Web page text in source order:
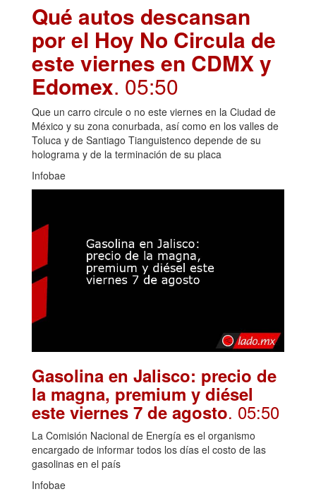
Qué autos descansan
por el Hoy No Circula de
este viernes en CDMX y
Edomex. 05:50
Que un carro circule o no este viernes en la Ciudad de
México y su zona conurbada, así como en los valles de
Toluca y de Santiago Tianguistenco depende de su
holograma y de la terminación de su placa
Infobae
Gasolina en Jalisco: precio de
la magna, premium y diésel
este viernes 7 de agosto. 05:50
La Comisión Nacional de Energía es el organismo
encargado de informar todos los días el costo de las
gasolinas en el país
Infobae